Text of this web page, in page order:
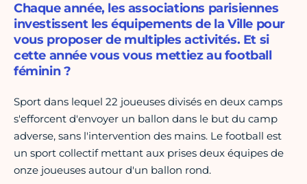
Chaque année, les associations parisiennes
investissent les équipements de la Ville pour
vous proposer de multiples activités. Et si
cette année vous vous mettiez au football
féminin ?
Sport dans lequel 22 joueuses divisés en deux camps
s'efforcent d'envoyer un ballon dans le but du camp
adverse, sans l'intervention des mains. Le football est
un sport collectif mettant aux prises deux équipes de
onze joueuses autour d'un ballon rond.